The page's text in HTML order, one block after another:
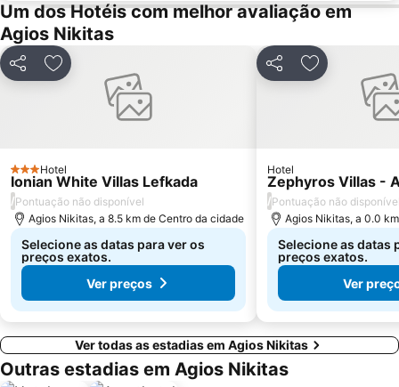
Um dos Hotéis com melhor avaliação em
Agios Nikitas
PartilharAdicionar aos favoritos
3 Estrelas
Hotel
Ionian White Villas Lefkada
/Pontuação não disponível
Agios Nikitas, a 8.5 km de Centro da cidade
Selecione as datas para ver os
preços exatos.
Ver preços
PartilharAdicionar
Hotel
Zephyros Villas -
/Pontuação não
Agios Nikitas, a 0.0
Selecione as datas
preços exatos.
Ver
Ver todas as estadias em Agios Nikitas
Outras estadias em Agios Nikitas